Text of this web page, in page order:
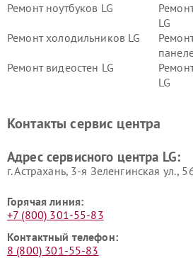
Ремонт ноутбуков LG
LG
Ремонт холодильников LG
Ремонт видеостен LG
LG
Ремонт морозильных камер
Контакты сервис центра
Адрес сервисного центра LG:
г. Астрахань, 3-я Зеленгинская ул.,
Горячая линия:
+7 (800) 301-55-83
Контактный телефон:
8 (800) 301-55-83